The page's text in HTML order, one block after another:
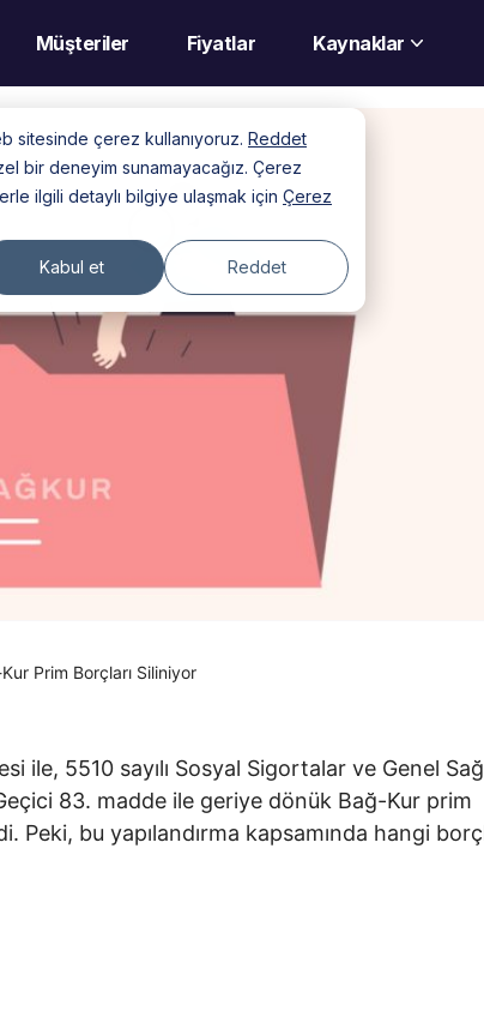
sitesinde çerez kullanıyoruz. Reddet
bir deneyim sunamayacağız. Çerez
ilgili detaylı bilgiye ulaşmak için Çerez
Kabul et Reddet
Müşteriler Fiyatlar Kaynaklar
Prim Borçları Siliniyor
ile, 5510 sayılı Sosyal Sigortalar ve Genel
83. madde ile geriye dönük Bağ-Kur prim
Peki, bu yapılandırma kapsamında hangi